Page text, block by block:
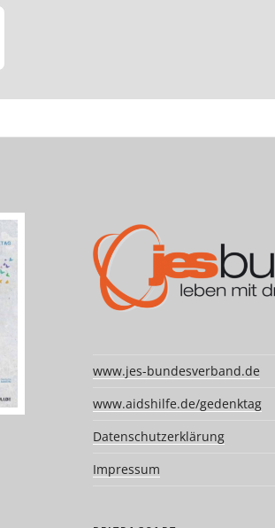
www.jes-bundesverband.de
www.aidshilfe.de/gedenktag
Datenschutzerklärung
Impressum